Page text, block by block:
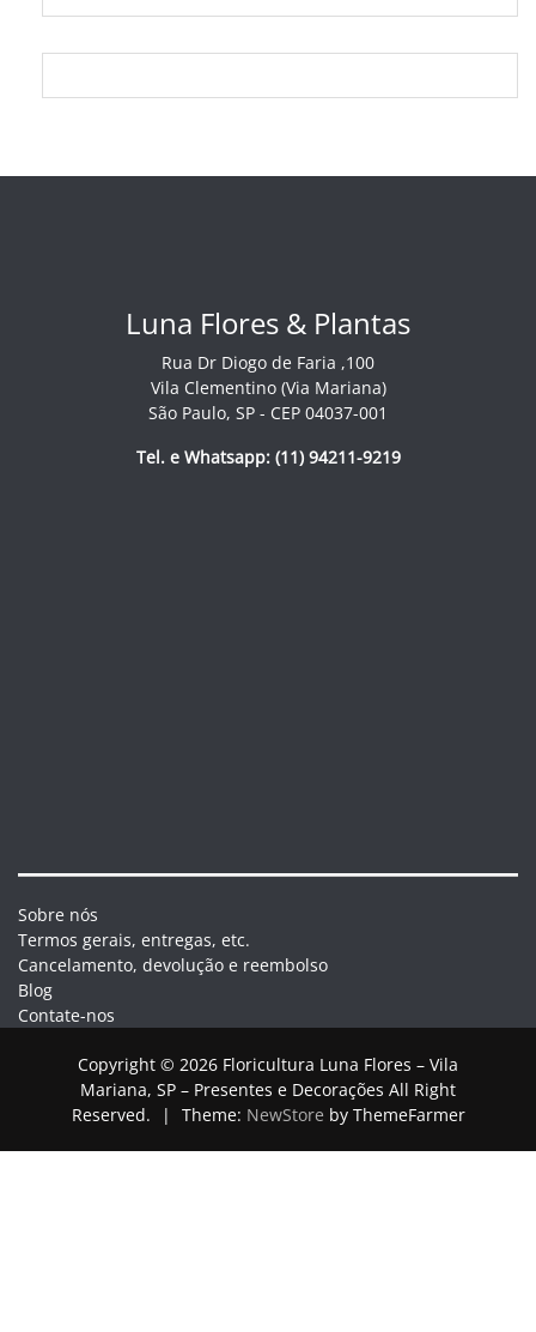
Luna Flores & Plantas
Rua Dr Diogo de Faria ,100
Vila Clementino (Via Mariana)
São Paulo, SP - CEP 04037-001
Tel. e Whatsapp: (11) 94211-9219
Sobre nós
Termos gerais, entregas, etc.
Cancelamento, devolução e reembolso
Blog
Contate-nos
Copyright © 2026 Floricultura Luna Flores – Vila
Mariana, SP – Presentes e Decorações All Right
Reserved.
| Theme: NewStore by ThemeFarmer